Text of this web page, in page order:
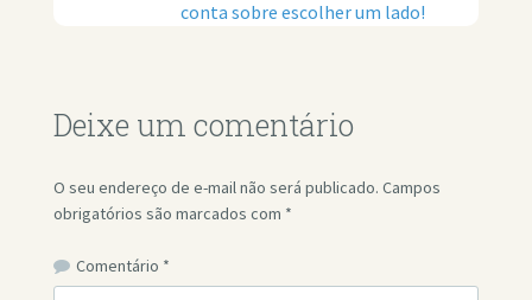
conta sobre escolher um lado!
Deixe um comentário
O seu endereço de e-mail não será publicado. Campos
obrigatórios são marcados com *
Comentário *